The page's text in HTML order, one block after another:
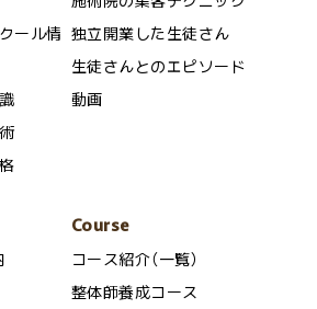
ール情 独立開業した生徒さん
生徒さんとのエピソード
動画
Course
コース紹介（一覧）
整体師養成コース